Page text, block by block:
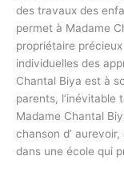
des travaux des
permet à Madame
propriétaire
individuelles des
Chantal Biya est à
parents, l’inévitable
Madame Chantal
chanson d’
dans une école qui